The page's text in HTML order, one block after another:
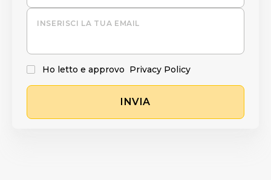
INSERISCI LA TUA EMAIL
Ho letto e approvo Privacy Policy
INVIA